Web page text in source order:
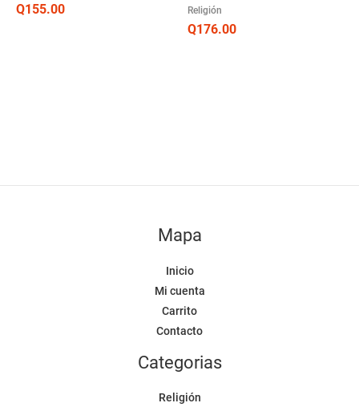
Q155.00 Religión
Q176.00
Mapa
Inicio
Mi cuenta
Carrito
Contacto
Categorias
Religión